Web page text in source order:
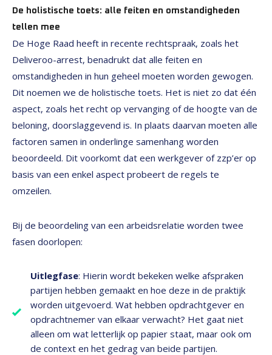
De holistische toets: alle feiten en omstandigheden
tellen mee
De Hoge Raad heeft in recente rechtspraak, zoals het
Deliveroo-arrest, benadrukt dat alle feiten en
omstandigheden in hun geheel moeten worden gewogen.
Dit noemen we de holistische toets. Het is niet zo dat één
aspect, zoals het recht op vervanging of de hoogte van de
beloning, doorslaggevend is. In plaats daarvan moeten alle
factoren samen in onderlinge samenhang worden
beoordeeld. Dit voorkomt dat een werkgever of zzp’er op
basis van een enkel aspect probeert de regels te
omzeilen.
Bij de beoordeling van een arbeidsrelatie worden twee
fasen doorlopen:
Uitlegfase: Hierin wordt bekeken welke afspraken
partijen hebben gemaakt en hoe deze in de praktijk
worden uitgevoerd. Wat hebben opdrachtgever en
opdrachtnemer van elkaar verwacht? Het gaat niet
alleen om wat letterlijk op papier staat, maar ook om
de context en het gedrag van beide partijen.